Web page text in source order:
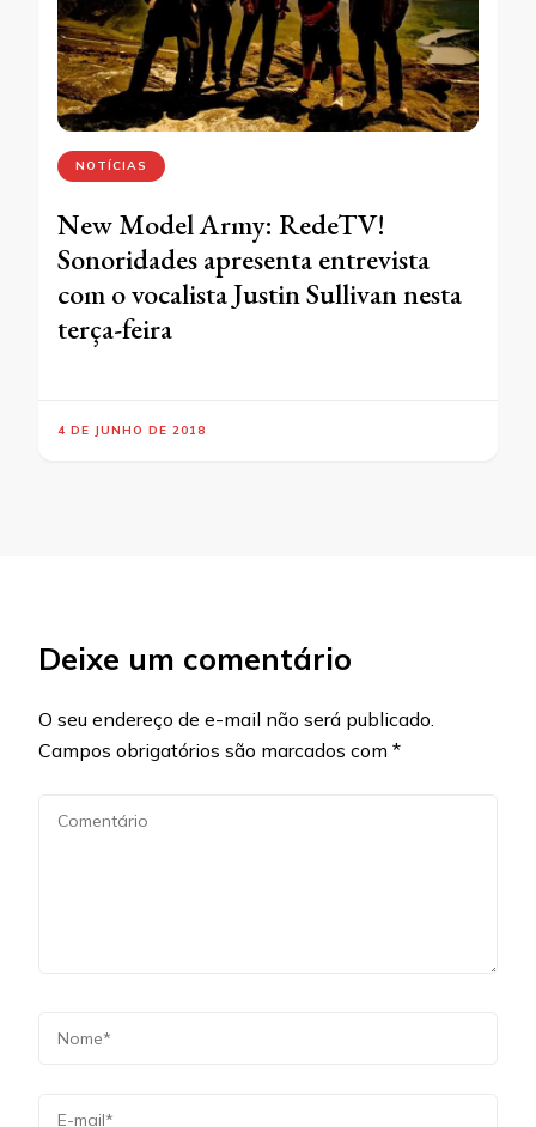
NOTÍCIAS
New Model Army: RedeTV!
Sonoridades apresenta entrevista
com o vocalista Justin Sullivan nesta
terça-feira
4 DE JUNHO DE 2018
Deixe um comentário
O seu endereço de e-mail não será publicado.
Campos obrigatórios são marcados com *